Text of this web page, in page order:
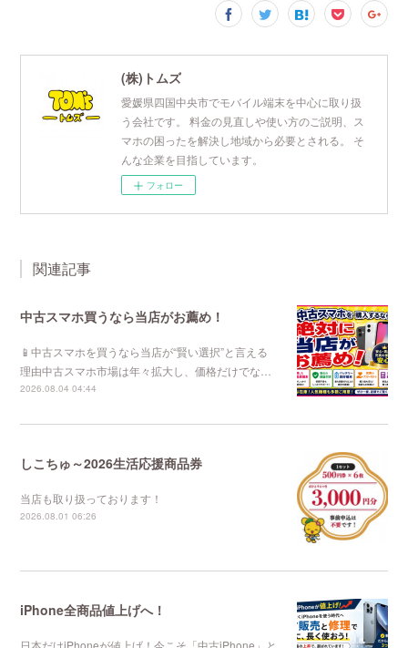
(株)トムズ
愛媛県四国中央市でモバイル端末を中心に取り扱
う会社です。 料金の見直しや使い方のご説明、ス
マホの困ったを解決し地域から必要とされる。 そ
んな企業を目指しています。
フォロー
関連記事
中古スマホ買うなら当店がお薦め！
📱中古スマホを買うなら当店が“賢い選択”と言える
理由中古スマホ市場は年々拡大し、価格だけでな…
2026.08.04 04:44
しこちゅ～2026生活応援商品券
当店も取り扱っております！
2026.08.01 06:26
iPhone全商品値上げへ！